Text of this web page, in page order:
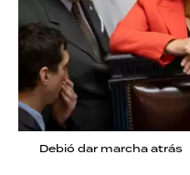
Debió dar marcha atrás